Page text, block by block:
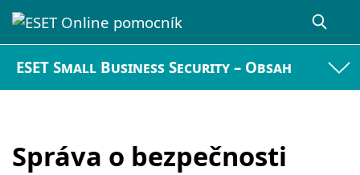
ESET Small Business Security – Obsah
Správa o bezpečnosti